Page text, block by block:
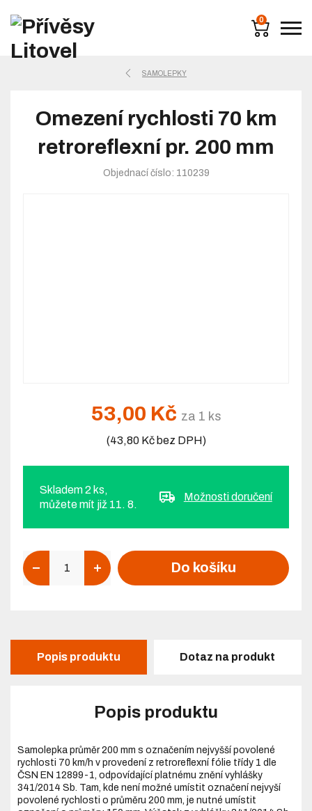
0
SAMOLEPKY
Omezení rychlosti 70 km
retroreflexní pr. 200 mm
Objednací číslo: 110239
53,00 Kč za 1 ks
(43,80 Kč bez DPH)
Skladem 2 ks,
můžete mít již 11. 8.
Možnosti doručení
Do košíku
Popis produktu Dotaz na produkt
Popis produktu
Samolepka průměr 200 mm s označením nejvyšší povolené
rychlosti 70 km/h v provedení z retroreflexní fólie třídy 1 dle
ČSN EN 12899-1, odpovídající platnému znění vyhlášky
341/2014 Sb. Tam, kde není možné umístit označení nejvyší
povolené rychlosti o průměru 200 mm, je nutné umístit